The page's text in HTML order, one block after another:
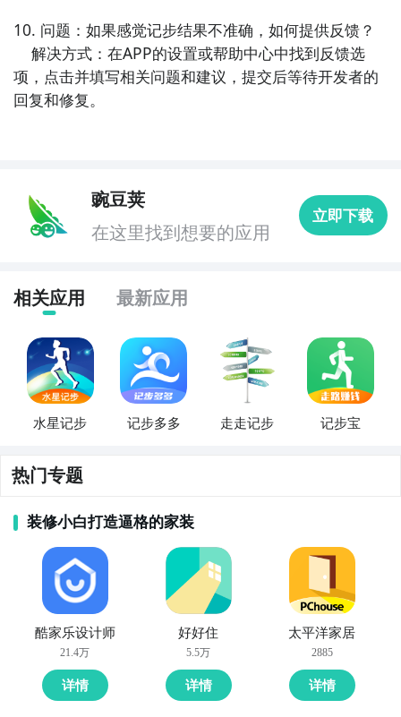
10. 问题：如果感觉记步结果不准确，如何提供反馈？
项，点击并填写相关问题和建议，提交后等待开发者的
回复和修复。
豌豆荚
在这里找到想要的应用
立即下载
相关应用 最新应用
水星记步 记步多多 走走记步 记步宝
热门专题
装修小白打造逼格的家装
酷家乐设计师
21.4万
详情
好好住
5.5万
详情
太平洋家居
2885
详情